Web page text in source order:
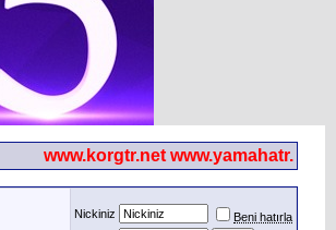
www.korgtr.net www.yamahatr.net
Nickiniz
Beni hatırla